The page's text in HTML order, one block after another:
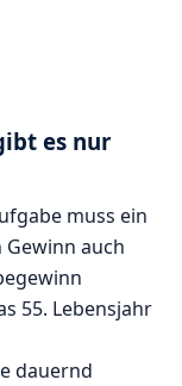
es nur
muss ein
auch
55. Lebensjahr
dauernd